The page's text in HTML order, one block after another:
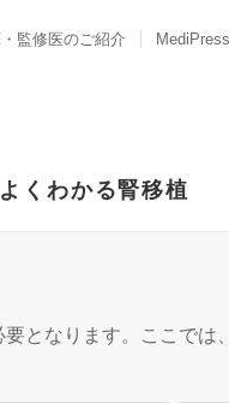
よくわかる腎移植
監修医のご紹介
となります。ここでは